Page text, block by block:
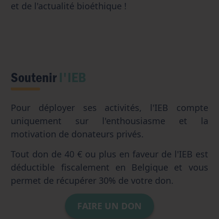
et de l'actualité bioéthique !
Soutenirl'IEB
Pour déployer ses activités, l'IEB compte
uniquement sur l'enthousiasme et la
motivation de donateurs privés.
Tout don de 40 € ou plus en faveur de l'IEB est
déductible fiscalement en Belgique et vous
permet de récupérer 30% de votre don.
FAIRE UN DON